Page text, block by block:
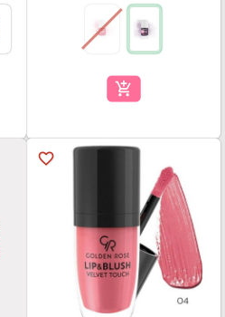
add_shopping_cart
favorite_border